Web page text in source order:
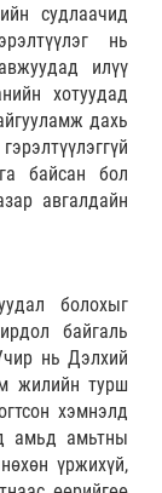
судлаачид
нь
илүү
хотуудад
дахь
байсан бол
авгалдайн
болохыг
байгаль
нь Дэлхий
жилийн турш
хэмнэлд
амьд амьтны
үржихүй,